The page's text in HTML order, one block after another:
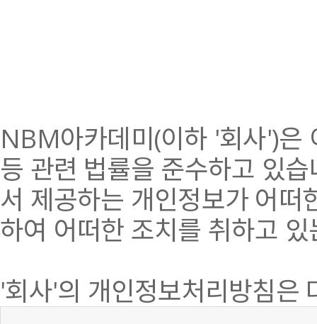
NBM아카데미(이하 '회사')은
등 관련 법률을 준수하고 있
서 제공하는 개인정보가 어떠
하여 어떠한 조치를 취하고
'회사'의 개인정보처리방침은